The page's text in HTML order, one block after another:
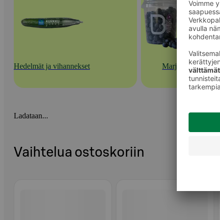
Hedelmät ja vihannekset Marjat
Ladataan...
Vaihtelua ostoskoriin